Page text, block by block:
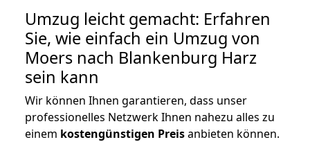
Umzug leicht gemacht: Erfahren
Sie, wie einfach ein Umzug von
Moers nach Blankenburg Harz
sein kann
Wir können Ihnen garantieren, dass unser
professionelles Netzwerk Ihnen nahezu alles zu
einem kostengünstigen Preisanbieten können.